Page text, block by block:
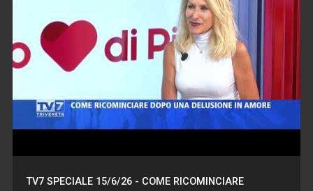
TV7 SPECIALE 15/6/26 - COME RICOMINCIARE